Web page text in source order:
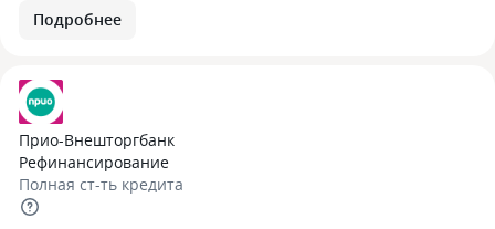
Подробнее
Прио-Внешторгбанк
Рефинансирование
Полная ст-ть кредита